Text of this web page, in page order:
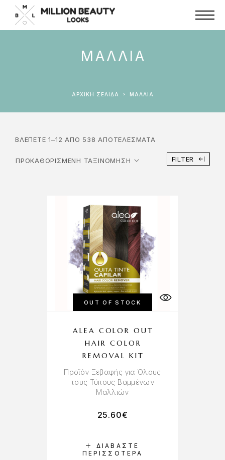
ΜΑΛΛΙΑ
ΑΡΧΙΚΉ ΣΕΛΊΔΑ ΜΑΛΛΙΑ
ΒΛΈΠΕΤΕ 1–12 ΑΠΌ 538 ΑΠΟΤΕΛΈΣΜΑΤΑ
FILTER
OUT OF STOCK
ΔΙΑΒΆΣΤΕ
ΠΕΡΙΣΣΌΤΕΡΑ
ALEA COLOR OUT
HAIR COLOR
REMOVAL KIT
Προϊόν Ξεβαφής για Όλους
τους Τύπους Βαμμένων
Μαλλιών
25.60€